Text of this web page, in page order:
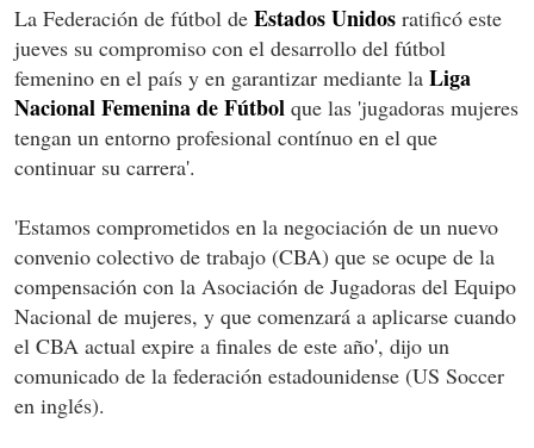
La Federación de fútbol de Estados Unidos ratificó este
jueves su compromiso con el desarrollo del fútbol
femenino en el país y en garantizar mediante la Liga
Nacional Femenina de Fútbol que las 'jugadoras mujeres
tengan un entorno profesional contínuo en el que
continuar su carrera'.
'Estamos comprometidos en la negociación de un nuevo
convenio colectivo de trabajo (CBA) que se ocupe de la
compensación con la Asociación de Jugadoras del Equipo
Nacional de mujeres, y que comenzará a aplicarse cuando
el CBA actual expire a finales de este año', dijo un
comunicado de la federación estadounidense (US Soccer
en inglés).